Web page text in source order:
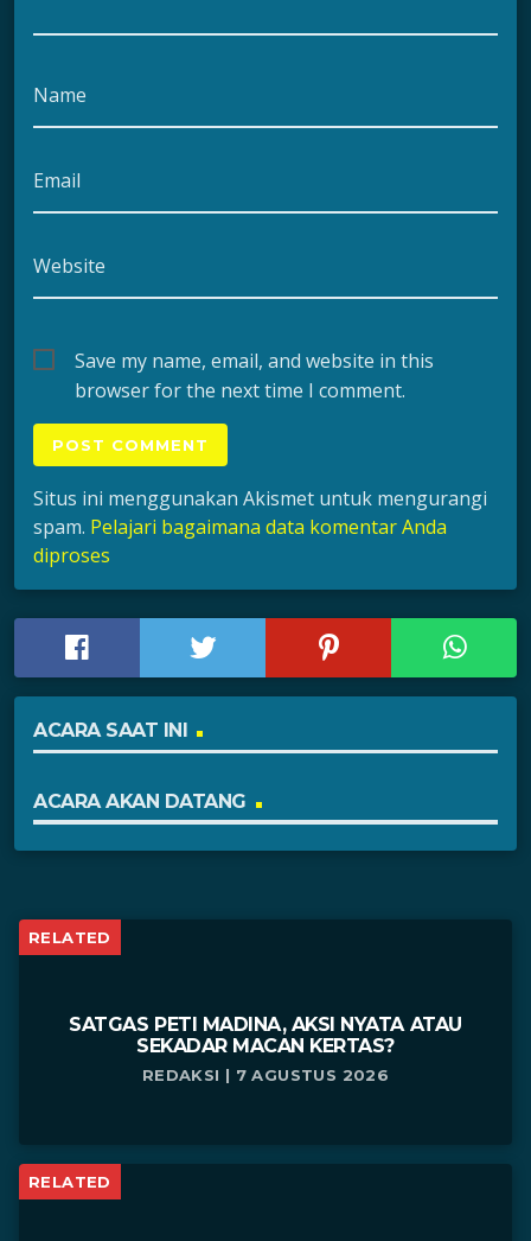
Name
Email
Website
Save my name, email, and website in this
browser for the next time I comment.
Situs ini menggunakan Akismet untuk mengurangi
spam. Pelajari bagaimana data komentar Anda
diproses
ACARA SAAT INI
ACARA AKAN DATANG
RELATED
SATGAS PETI MADINA, AKSI NYATA ATAU
SEKADAR MACAN KERTAS?
REDAKSI | 7 AGUSTUS 2026
RELATED